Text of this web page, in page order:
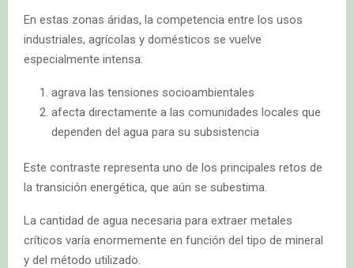
En estas zonas áridas, la competencia entre los usos
industriales, agrícolas y domésticos se vuelve
especialmente intensa:
agrava las tensiones socioambientales
afecta directamente a las comunidades locales que
dependen del agua para su subsistencia
Este contraste representa uno de los principales retos de
la transición energética, que aún se subestima.
La cantidad de agua necesaria para extraer metales
críticos varía enormemente en función del tipo de mineral
y del método utilizado.